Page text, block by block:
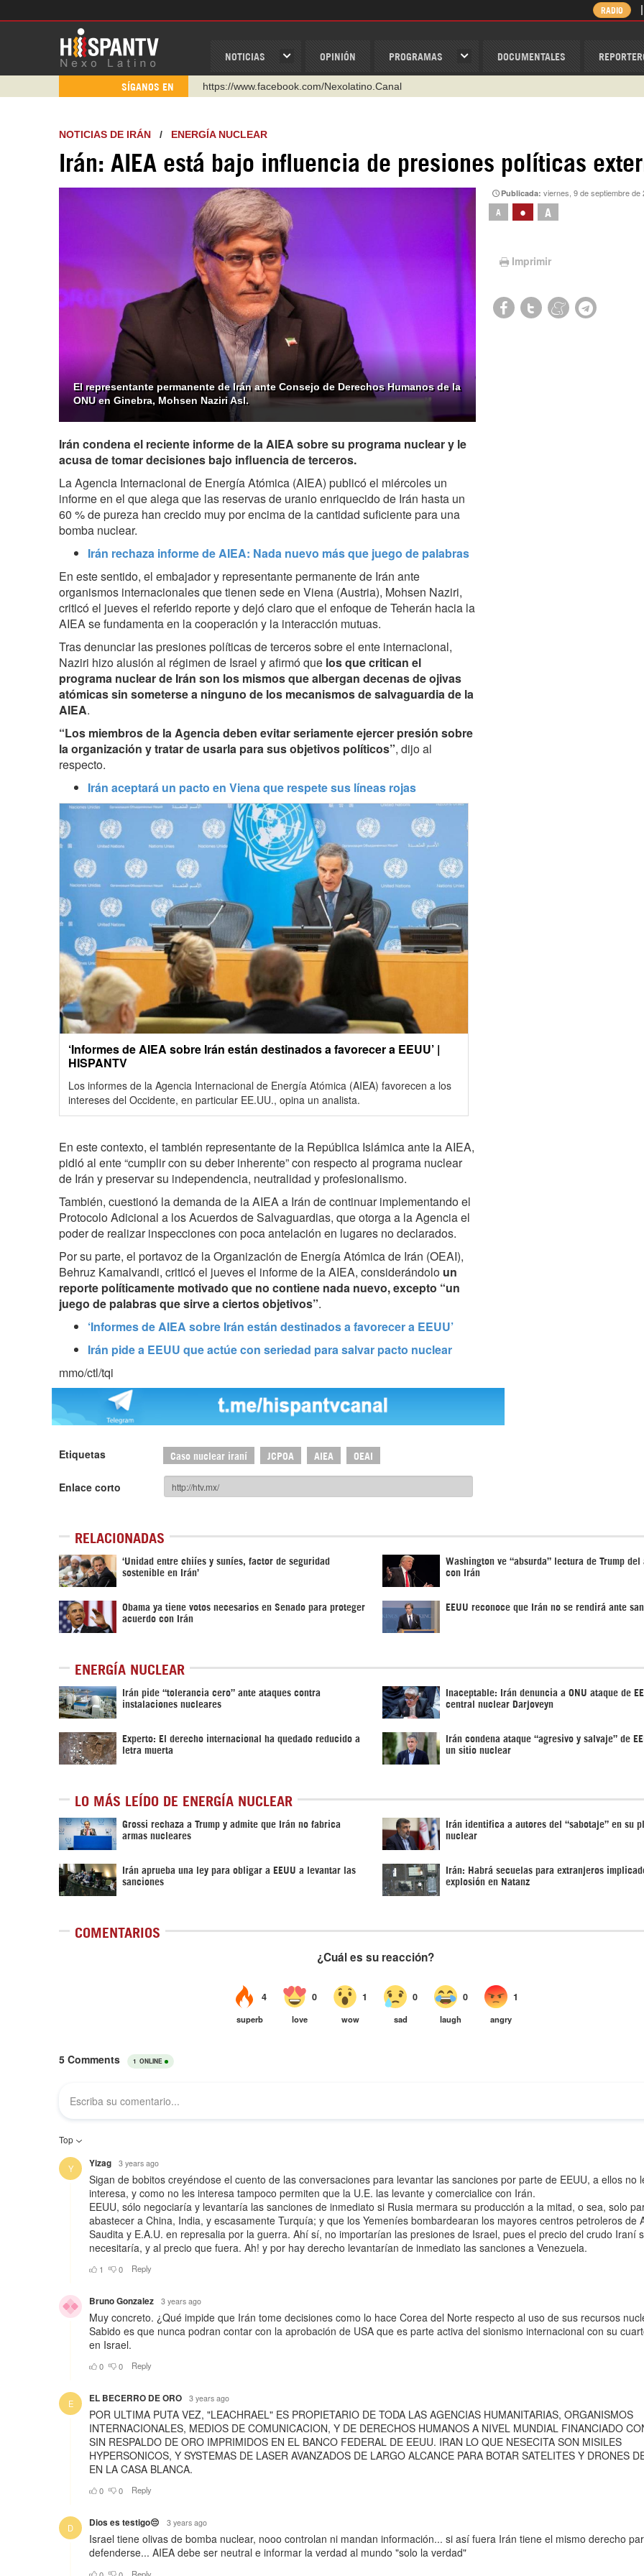
NOTICIAS OPINIÓN PROGRAMAS DOCUMENTALES
RADIO
SÍGANOS EN
https://www.youtube.com/@nexo_latino
https://t.me/hispantvcanal
https://urmedium.com/c/hispantv
WhatsApp y Viber: +98 921 79 29 404
Instagram como: hispan_tv
https://www.facebook.com/Nexolatino.Canal
NOTICIAS DE IRÁN / ENERGÍA NUCLEAR
Irán: AIEA está bajo influencia de presiones políticas
El representante permanente de Irán ante Consejo de Derechos Humanos de la
ONU en Ginebra, Mohsen Naziri Asl.
Publicada:viernes, 9 de septiembre de
A • A
Imprimir
Irán condena el reciente informe de la AIEA sobre su programa nuclear y le
acusa de tomar decisiones bajo influencia de terceros.
La Agencia Internacional de Energía Atómica (AIEA) publicó el miércoles un
informe en el que alega que las reservas de uranio enriquecido de Irán hasta un
60 % de pureza han crecido muy por encima de la cantidad suficiente para una
bomba nuclear.
Irán rechaza informe de AIEA: Nada nuevo más que juego de palabras
En este sentido, el embajador y representante permanente de Irán ante
organismos internacionales que tienen sede en Viena (Austria), Mohsen Naziri,
criticó el jueves el referido reporte y dejó claro que el enfoque de Teherán hacia la
AIEA se fundamenta en la cooperación y la interacción mutuas.
Tras denunciar las presiones políticas de terceros sobre el ente internacional,
Naziri hizo alusión al régimen de Israel y afirmó que los que critican el
programa nuclear de Irán son los mismos que albergan decenas de ojivas
atómicas sin someterse a ninguno de los mecanismos de salvaguardia de la
AIEA.
“Los miembros de la Agencia deben evitar seriamente ejercer presión sobre
la organización y tratar de usarla para sus objetivos políticos”, dijo al
respecto.
Irán aceptará un pacto en Viena que respete sus líneas rojas
‘Informes de AIEA sobre Irán están destinados a favorecer a EEUU’ |
HISPANTV
Los informes de la Agencia Internacional de Energía Atómica (AIEA) favorecen a los
intereses del Occidente, en particular EE.UU., opina un analista.
En este contexto, el también representante de la República Islámica ante la AIEA,
pidió al ente “cumplir con su deber inherente” con respecto al programa nuclear
de Irán y preservar su independencia, neutralidad y profesionalismo.
También, cuestionó la demanda de la AIEA a Irán de continuar implementando el
Protocolo Adicional a los Acuerdos de Salvaguardias, que otorga a la Agencia el
poder de realizar inspecciones con poca antelación en lugares no declarados.
Por su parte, el portavoz de la Organización de Energía Atómica de Irán (OEAI),
Behruz Kamalvandi, criticó el jueves el informe de la AIEA, considerándolo un
reporte políticamente motivado que no contiene nada nuevo, excepto “un
juego de palabras que sirve a ciertos objetivos”.
‘Informes de AIEA sobre Irán están destinados a favorecer a EEUU’
Irán pide a EEUU que actúe con seriedad para salvar pacto nuclear
mmo/ctl/tqi
Etiquetas Caso nuclear iraní JCPOA AIEA OEAI
Enlace corto
RELACIONADAS
‘Unidad entre chiíes y suníes, factor de seguridad
sostenible en Irán’
Washington ve “absurda” lectura de Trump del
con Irán
Obama ya tiene votos necesarios en Senado para proteger
acuerdo con Irán
EEUU reconoce que Irán no se rendirá ante
ENERGÍA NUCLEAR
Irán pide “tolerancia cero” ante ataques contra
instalaciones nucleares
Inaceptable: Irán denuncia a ONU ataque de
central nuclear Darjoveyn
Experto: El derecho internacional ha quedado reducido a
letra muerta
Irán condena ataque “agresivo y salvaje” de
un sitio nuclear
LO MÁS LEÍDO DE ENERGÍA NUCLEAR
Grossi rechaza a Trump y admite que Irán no fabrica
armas nucleares
Irán identifica a autores del “sabotaje” en su
nuclear
Irán aprueba una ley para obligar a EEUU a levantar las
sanciones
Irán: Habrá secuelas para extranjeros
explosión en Natanz
COMENTARIOS